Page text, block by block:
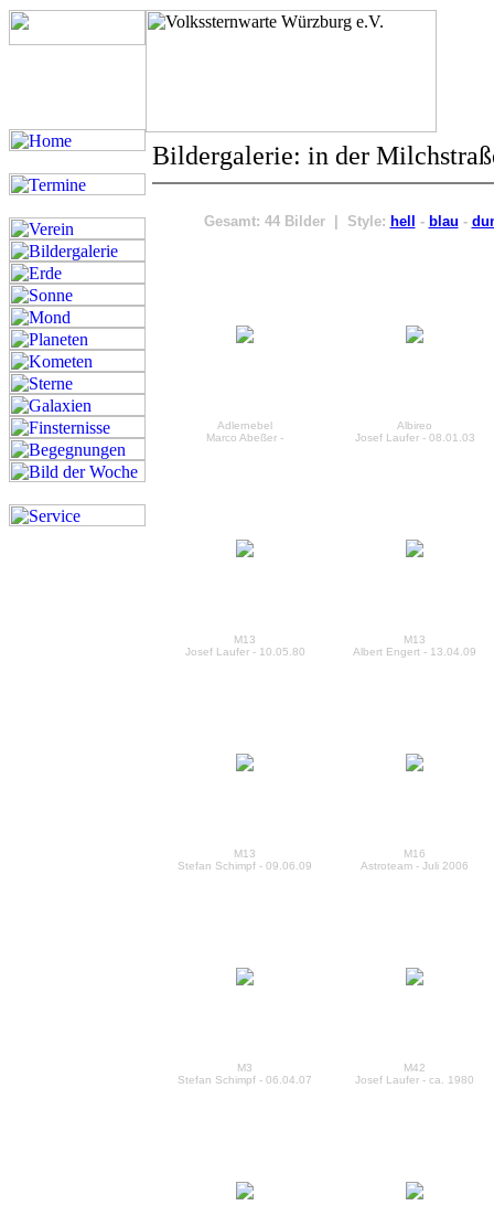
Bildergalerie: in der
Gesamt: 44 Bilder | Style: hell - blau -
Adlernebel
Marco Abeßer -
Albireo
Josef Laufer - 08.01.03
M13
Josef Laufer - 10.05.80
M13
Albert Engert - 13.04.09
M13
Stefan Schimpf - 09.06.09
M16
Astroteam - Juli 2006
M3
Stefan Schimpf - 06.04.07
M42
Josef Laufer - ca. 1980